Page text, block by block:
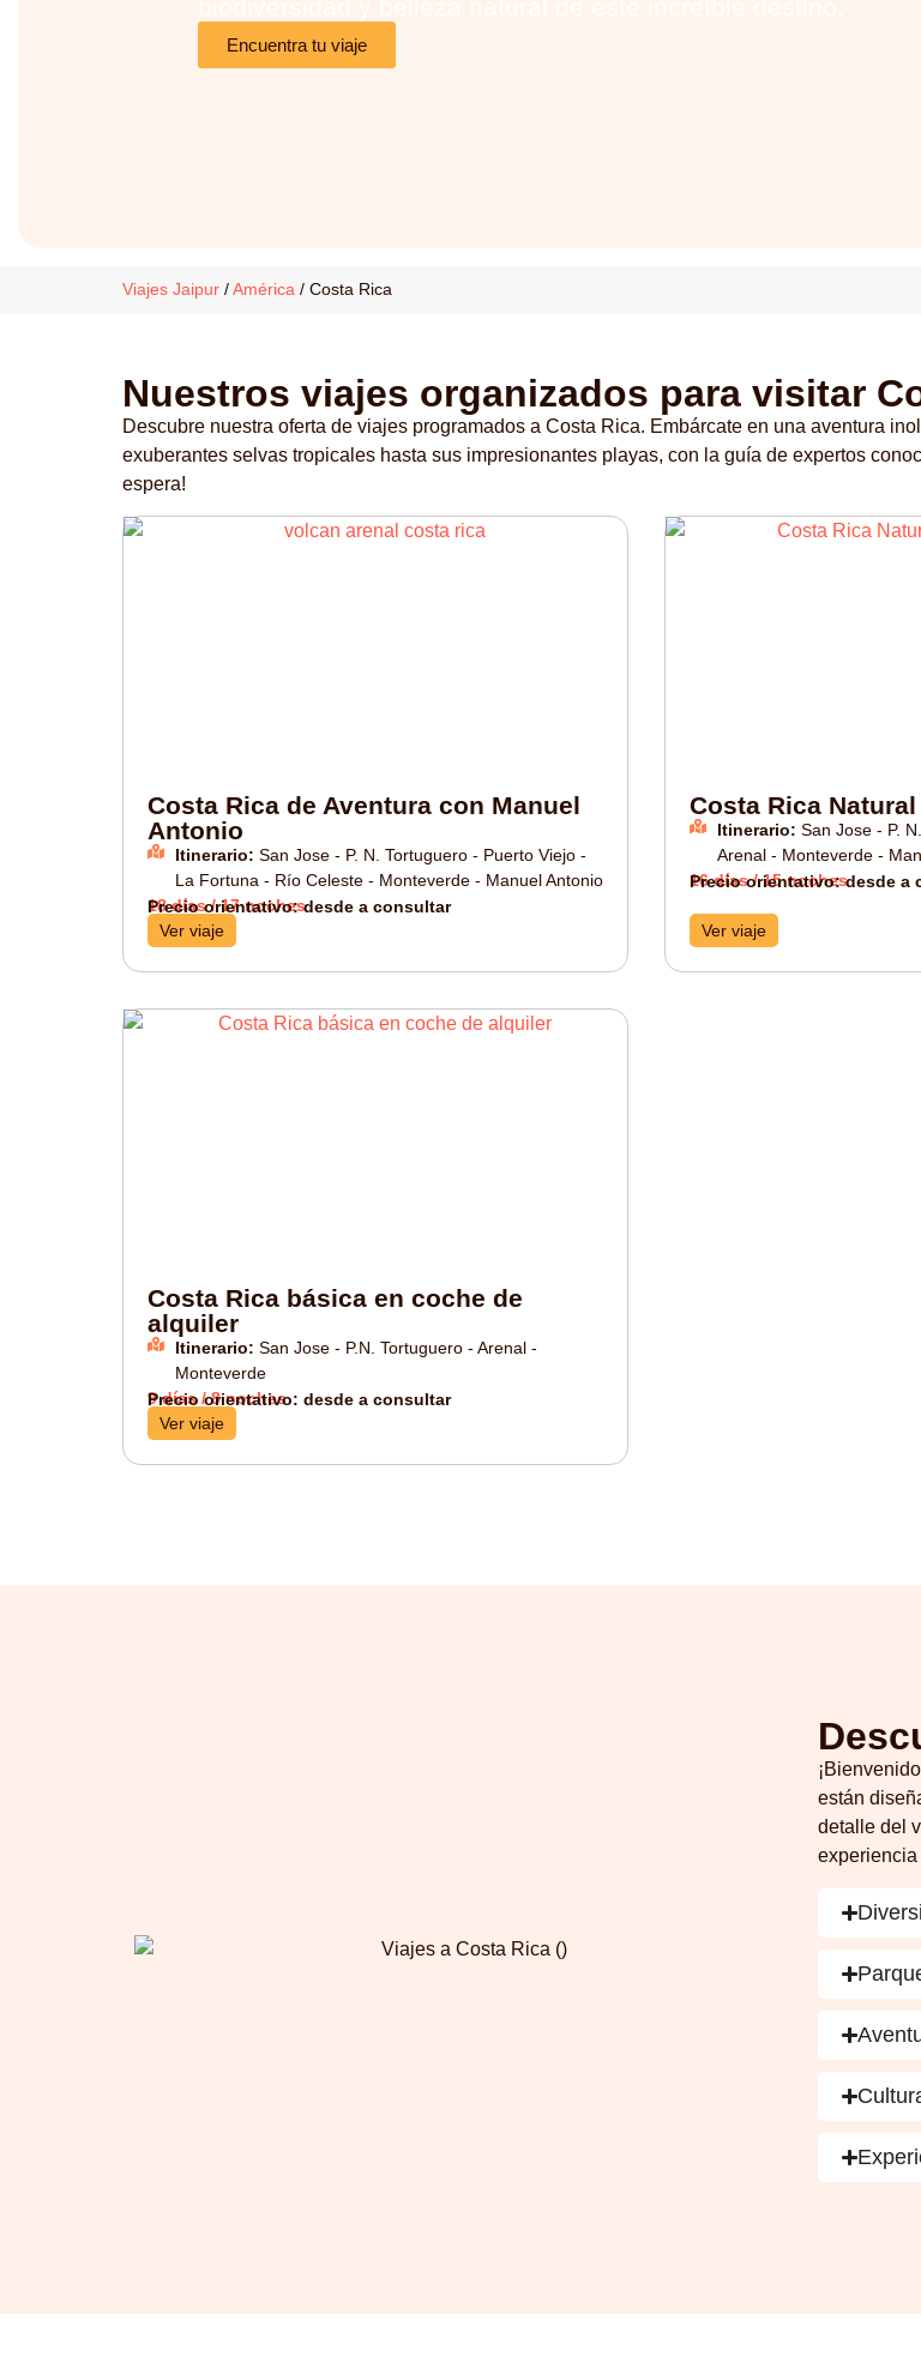
Encuentra tu viaje
Viajes Jaipur / América / Costa Rica
Nuestros viajes organizados para visitar
Descubre nuestra oferta de viajes programados a Costa Rica. Embárcate en una aventura
exuberantes selvas tropicales hasta sus impresionantes playas, con la guía de expertos
espera!
Costa Rica de Aventura con Manuel
Antonio
Itinerario: San Jose - P. N. Tortuguero - Puerto Viejo -
La Fortuna - Río Celeste - Monteverde - Manuel Antonio
18 días / 17 noches
Precio orientativo: desde a consultar
Ver viaje
Costa Rica
Itinerario: San Jose - P.
Arenal - Monteverde -
16 días / 15 noches
Precio orientativo: desde a
Ver viaje
Costa Rica básica en coche de
alquiler
Itinerario: San Jose - P.N. Tortuguero - Arenal -
Monteverde
9 días / 8 noches
Precio orientativo: desde a consultar
Ver viaje
están
detalle del